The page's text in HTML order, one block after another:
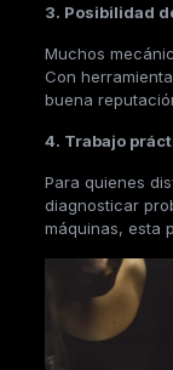
3. Posibilidad
Muchos
Con
buena
4. Trabajo
Para quienes
diagnosticar
máquinas, esta